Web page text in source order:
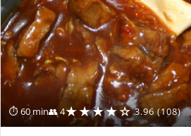
⏱ 60 min👥 4★★★★☆ 3.96 (108)